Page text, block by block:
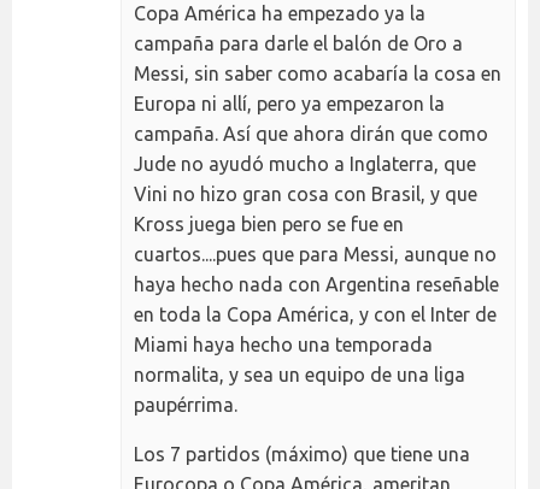
Copa América ha empezado ya la
campaña para darle el balón de Oro a
Messi, sin saber como acabaría la cosa en
Europa ni allí, pero ya empezaron la
campaña. Así que ahora dirán que como
Jude no ayudó mucho a Inglaterra, que
Vini no hizo gran cosa con Brasil, y que
Kross juega bien pero se fue en
cuartos....pues que para Messi, aunque no
haya hecho nada con Argentina reseñable
en toda la Copa América, y con el Inter de
Miami haya hecho una temporada
normalita, y sea un equipo de una liga
paupérrima.
Los 7 partidos (máximo) que tiene una
Eurocopa o Copa América, ameritan